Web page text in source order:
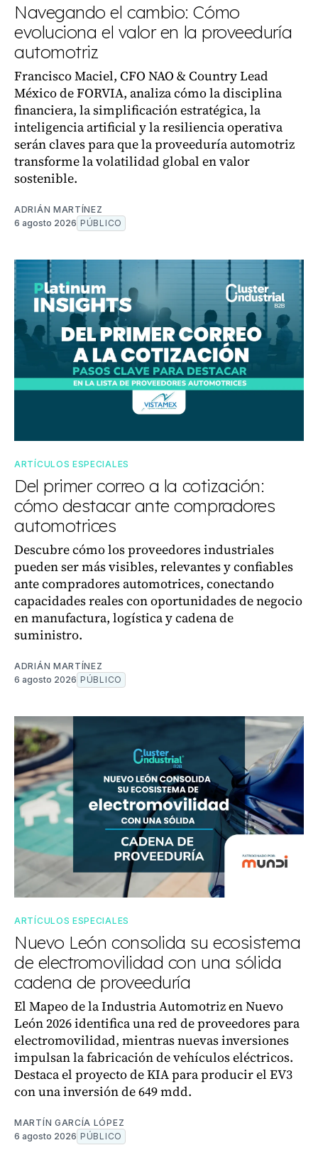
Navegando el cambio: Cómo
evoluciona el valor en la proveeduría
automotriz
Francisco Maciel, CFO NAO & Country Lead
México de FORVIA, analiza cómo la disciplina
financiera, la simplificación estratégica, la
inteligencia artificial y la resiliencia operativa
serán claves para que la proveeduría automotriz
transforme la volatilidad global en valor
sostenible.
ADRIÁN MARTÍNEZ
6 agosto 2026 PÚBLICO
ARTÍCULOS ESPECIALES
Del primer correo a la cotización:
cómo destacar ante compradores
automotrices
Descubre cómo los proveedores industriales
pueden ser más visibles, relevantes y confiables
ante compradores automotrices, conectando
capacidades reales con oportunidades de negocio
en manufactura, logística y cadena de
suministro.
ADRIÁN MARTÍNEZ
6 agosto 2026 PÚBLICO
ARTÍCULOS ESPECIALES
Nuevo León consolida su ecosistema
de electromovilidad con una sólida
cadena de proveeduría
El Mapeo de la Industria Automotriz en Nuevo
León 2026 identifica una red de proveedores para
electromovilidad, mientras nuevas inversiones
impulsan la fabricación de vehículos eléctricos.
Destaca el proyecto de KIA para producir el EV3
con una inversión de 649 mdd.
MARTÍN GARCÍA LÓPEZ
6 agosto 2026 PÚBLICO